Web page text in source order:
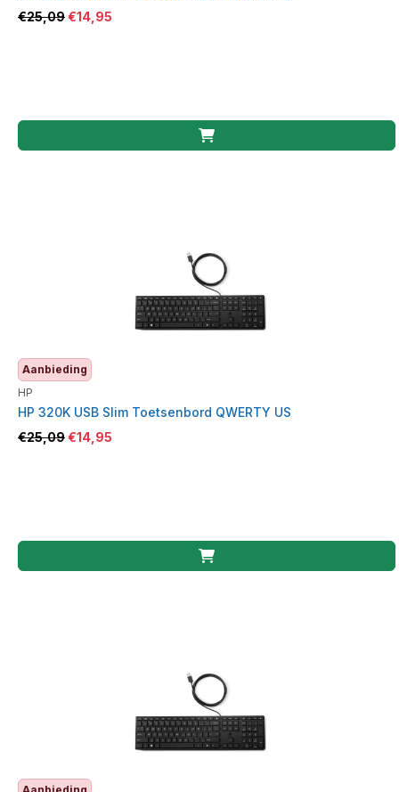
€25,09€14,95
Aanbieding
HP
HP 320K USB Slim Toetsenbord QWERTY US
€25,09€14,95